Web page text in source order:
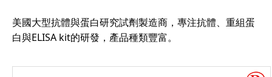
美國大型抗體與蛋白研究試劑製造商，專注抗體、重組蛋
白與ELISA kit的研發，產品種類豐富。